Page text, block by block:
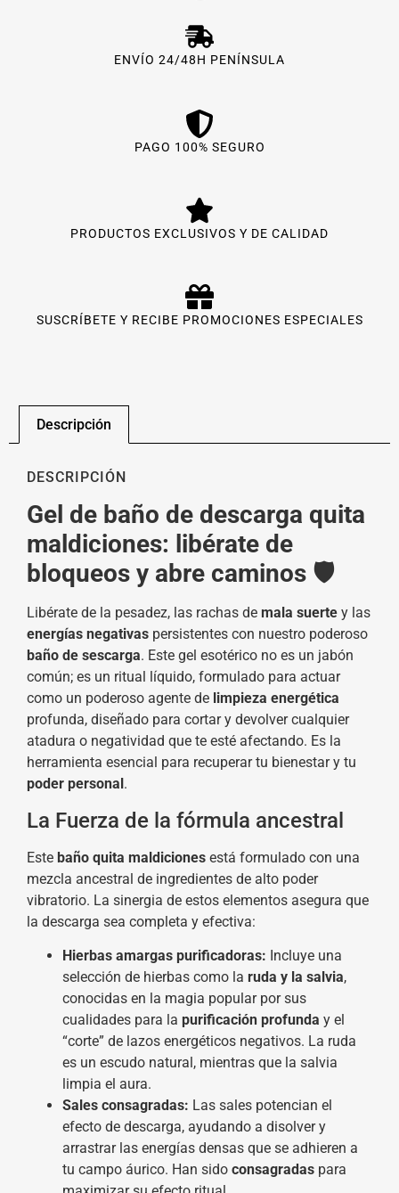
ENVÍO 24/48H PENÍNSULA
PAGO 100% SEGURO
PRODUCTOS EXCLUSIVOS Y DE CALIDAD
SUSCRÍBETE Y RECIBE PROMOCIONES ESPECIALES
Descripción
DESCRIPCIÓN
Gel de baño de descarga quita
maldiciones: libérate de
bloqueos y abre caminos 🛡️
Libérate de la pesadez, las rachas de mala suerte y las
energías negativas persistentes con nuestro poderoso
baño de sescarga. Este gel esotérico no es un jabón
común; es un ritual líquido, formulado para actuar
como un poderoso agente de limpieza energética
profunda, diseñado para cortar y devolver cualquier
atadura o negatividad que te esté afectando. Es la
herramienta esencial para recuperar tu bienestar y tu
poder personal .
La Fuerza de la fórmula ancestral
Este baño quita maldiciones está formulado con una
mezcla ancestral de ingredientes de alto poder
vibratorio. La sinergia de estos elementos asegura que
la descarga sea completa y efectiva:
Hierbas amargas purificadoras: Incluye una
selección de hierbas como la ruda y la salvia,
conocidas en la magia popular por sus
cualidades para la purificación profunda y el
“corte” de lazos energéticos negativos. La ruda
es un escudo natural, mientras que la salvia
limpia el aura.
Sales consagradas: Las sales potencian el
efecto de descarga, ayudando a disolver y
arrastrar las energías densas que se adhieren a
tu campo áurico. Han sido consagradas para